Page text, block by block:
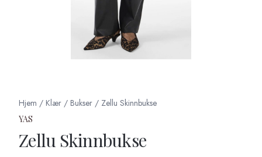
Hjem / Klær / Bukser / Zellu Skinnbukse
YAS
Zellu Skinnbukse